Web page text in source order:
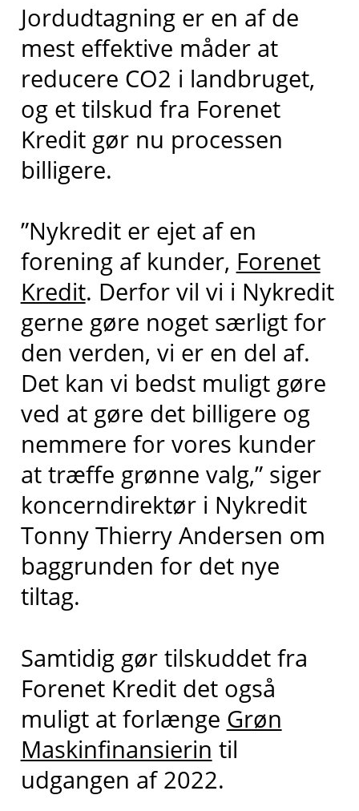
Jordudtagning er en af de
mest effektive måder at
reducere CO2 i landbruget,
og et tilskud fra Forenet
Kredit gør nu processen
billigere.
”Nykredit er ejet af en
forening af kunder, Forenet
Kredit. Derfor vil vi i Nykredit
gerne gøre noget særligt for
den verden, vi er en del af.
Det kan vi bedst muligt gøre
ved at gøre det billigere og
nemmere for vores kunder
at træffe grønne valg,” siger
koncerndirektør i Nykredit
Tonny Thierry Andersen om
baggrunden for det nye
tiltag.
Samtidig gør tilskuddet fra
Forenet Kredit det også
muligt at forlænge Grøn
Maskinfinansierin til
udgangen af 2022.